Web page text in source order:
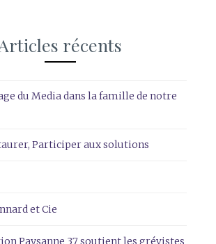
récents
du Media dans la famille de notre
Participer aux solutions
et Cie
Paysanne 37 soutient les grévistes